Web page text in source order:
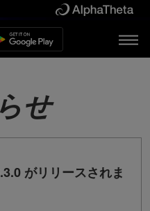
せ
がリリースされま